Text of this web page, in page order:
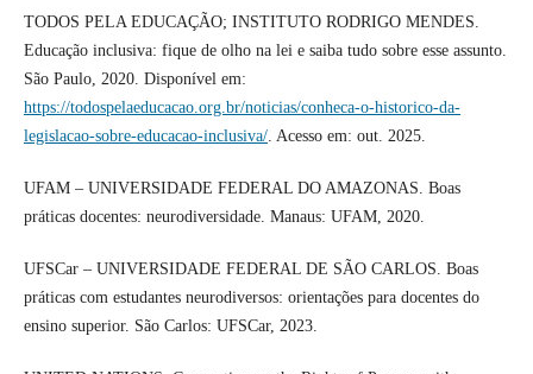
TODOS PELA EDUCAÇÃO; INSTITUTO RODRIGO MENDES.
Educação inclusiva: fique de olho na lei e saiba tudo sobre esse assunto.
São Paulo, 2020. Disponível em:
https://todospelaeducacao.org.br/noticias/conheca-o-historico-da-
legislacao-sobre-educacao-inclusiva/. Acesso em: out. 2025.
UFAM – UNIVERSIDADE FEDERAL DO AMAZONAS. Boas
práticas docentes: neurodiversidade. Manaus: UFAM, 2020.
UFSCar – UNIVERSIDADE FEDERAL DE SÃO CARLOS. Boas
práticas com estudantes neurodiversos: orientações para docentes do
ensino superior. São Carlos: UFSCar, 2023.